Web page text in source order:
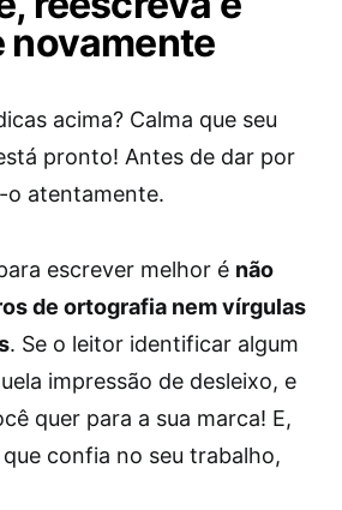
novamente
acima? Calma que seu
pronto! Antes de dar por
o atentamente.
escrever melhor é não
de ortografia nem vírgulas
. Se o leitor identificar algum
impressão de desleixo, e
quer para a sua marca! E,
confia no seu trabalho,